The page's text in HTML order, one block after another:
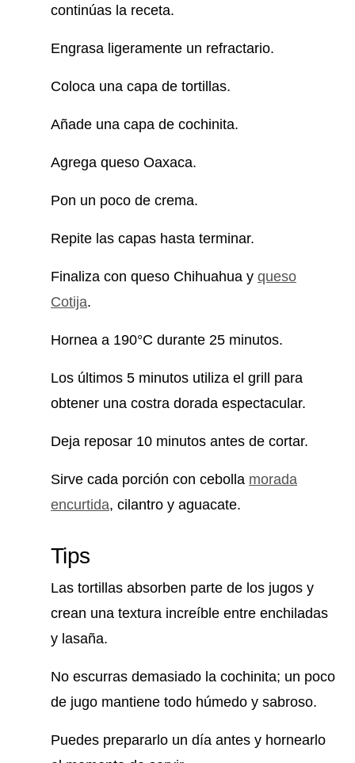
continúas la receta.
Engrasa ligeramente un refractario.
Coloca una capa de tortillas.
Añade una capa de cochinita.
Agrega queso Oaxaca.
Pon un poco de crema.
Repite las capas hasta terminar.
Finaliza con queso Chihuahua y queso
Cotija.
Hornea a 190°C durante 25 minutos.
Los últimos 5 minutos utiliza el grill para
obtener una costra dorada espectacular.
Deja reposar 10 minutos antes de cortar.
Sirve cada porción con cebolla morada
encurtida, cilantro y aguacate.
Tips
Las tortillas absorben parte de los jugos y
crean una textura increíble entre enchiladas
y lasaña.
No escurras demasiado la cochinita; un poco
de jugo mantiene todo húmedo y sabroso.
Puedes prepararlo un día antes y hornearlo